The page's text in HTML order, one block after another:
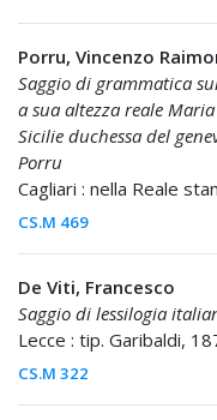
Porru, Vincenzo
Saggio di grammatica
a sua altezza reale
Sicilie duchessa del
Porru
Cagliari : nella Reale
CS.M 469
De Viti, Francesco
Saggio di lessilogia
Lecce : tip. Garibaldi,
CS.M 322